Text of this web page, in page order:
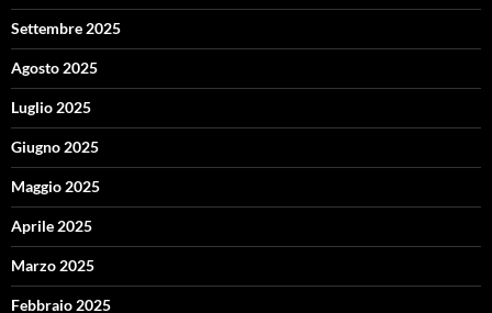
Settembre 2025
Agosto 2025
Luglio 2025
Giugno 2025
Maggio 2025
Aprile 2025
Marzo 2025
Febbraio 2025